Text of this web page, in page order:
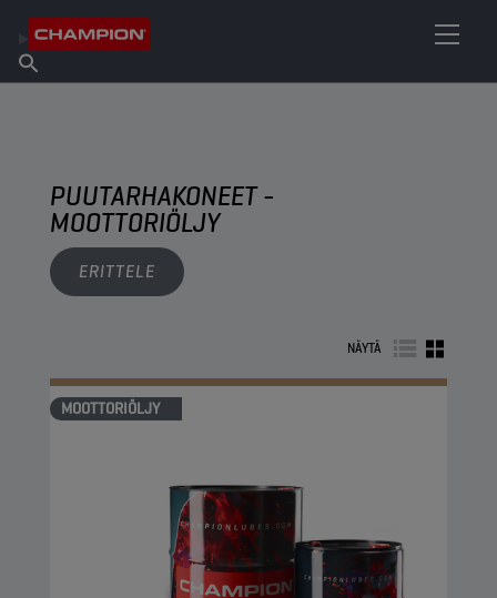
Tietoa Championista
Etsi myyntipiste
PUUTARHAKONEET -
MOOTTORIÖLJY
ERITTELE
NÄYTÄ
MOOTTORIÖLJY